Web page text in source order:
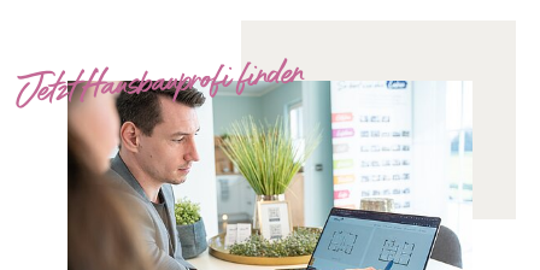
Jetzt Hausbauprofi finden